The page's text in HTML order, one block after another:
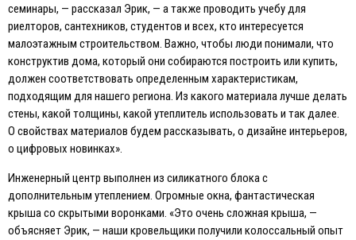
семинары, — рассказал Эрик, — а также проводить учебу для
риелторов, сантехников, студентов и всех, кто интересуется
малоэтажным строительством. Важно, чтобы люди понимали, что
конструктив дома, который они собираются построить или купить,
должен соответствовать определенным характеристикам,
подходящим для нашего региона. Из какого материала лучше делать
стены, какой толщины, какой утеплитель использовать и так далее.
О свойствах материалов будем рассказывать, о дизайне интерьеров,
о цифровых новинках».
Инженерный центр выполнен из силикатного блока с
дополнительным утеплением. Огромные окна, фантастическая
крыша со скрытыми воронками. «Это очень сложная крыша, —
объясняет Эрик, — наши кровельщики получили колоссальный опыт